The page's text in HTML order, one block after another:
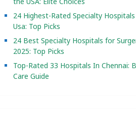
24 Highest-Rated Specialty
Usa: Top Picks
24 Best Specialty Hospitals for
2025: Top Picks
Top-Rated 33 Hospitals In Chennai:
Care Guide